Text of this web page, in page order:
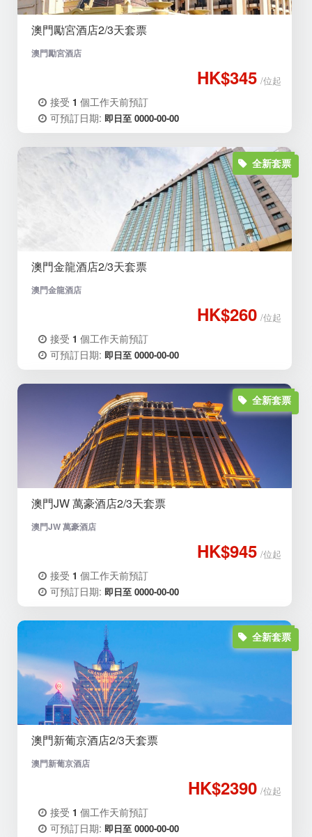
澳門勵宮酒店2/3天套票
澳門勵宮酒店
HK$345 /位起
接受 1 個工作天前預訂
可預訂日期: 即日至 0000-00-00
澳門金龍酒店2/3天套票
澳門金龍酒店
全新套票
HK$260 /位起
接受 1 個工作天前預訂
可預訂日期: 即日至 0000-00-00
澳門JW 萬豪酒店2/3天套票
澳門JW 萬豪酒店
全新套票
HK$945 /位起
接受 1 個工作天前預訂
可預訂日期: 即日至 0000-00-00
澳門新葡京酒店2/3天套票
澳門新葡京酒店
全新套票
HK$2390 /位起
接受 1 個工作天前預訂
可預訂日期: 即日至 0000-00-00